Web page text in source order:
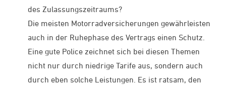
des Zulassungszeitraums?
Die meisten Motorradversicherungen gewährleisten
auch in der Ruhephase des Vertrags einen Schutz.
Eine gute Police zeichnet sich bei diesen Themen
nicht nur durch niedrige Tarife aus, sondern auch
durch eben solche Leistungen. Es ist ratsam, den